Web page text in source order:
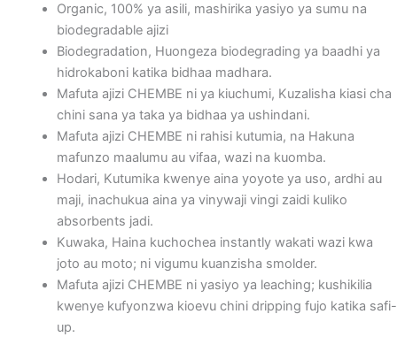
Organic, 100% ya asili, mashirika yasiyo ya sumu na
biodegradable ajizi
Biodegradation, Huongeza biodegrading ya baadhi ya
hidrokaboni katika bidhaa madhara.
Mafuta ajizi CHEMBE ni ya kiuchumi, Kuzalisha kiasi cha
chini sana ya taka ya bidhaa ya ushindani.
Mafuta ajizi CHEMBE ni rahisi kutumia, na Hakuna
mafunzo maalumu au vifaa, wazi na kuomba.
Hodari, Kutumika kwenye aina yoyote ya uso, ardhi au
maji, inachukua aina ya vinywaji vingi zaidi kuliko
absorbents jadi.
Kuwaka, Haina kuchochea instantly wakati wazi kwa
joto au moto; ni vigumu kuanzisha smolder.
Mafuta ajizi CHEMBE ni yasiyo ya leaching; kushikilia
kwenye kufyonzwa kioevu chini dripping fujo katika safi-
up.